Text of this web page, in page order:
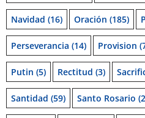
Navidad (16) Oración (185)
Perseverancia (14) Provision
Putin (5) Rectitud (3)
Santidad (59) Santo Rosario